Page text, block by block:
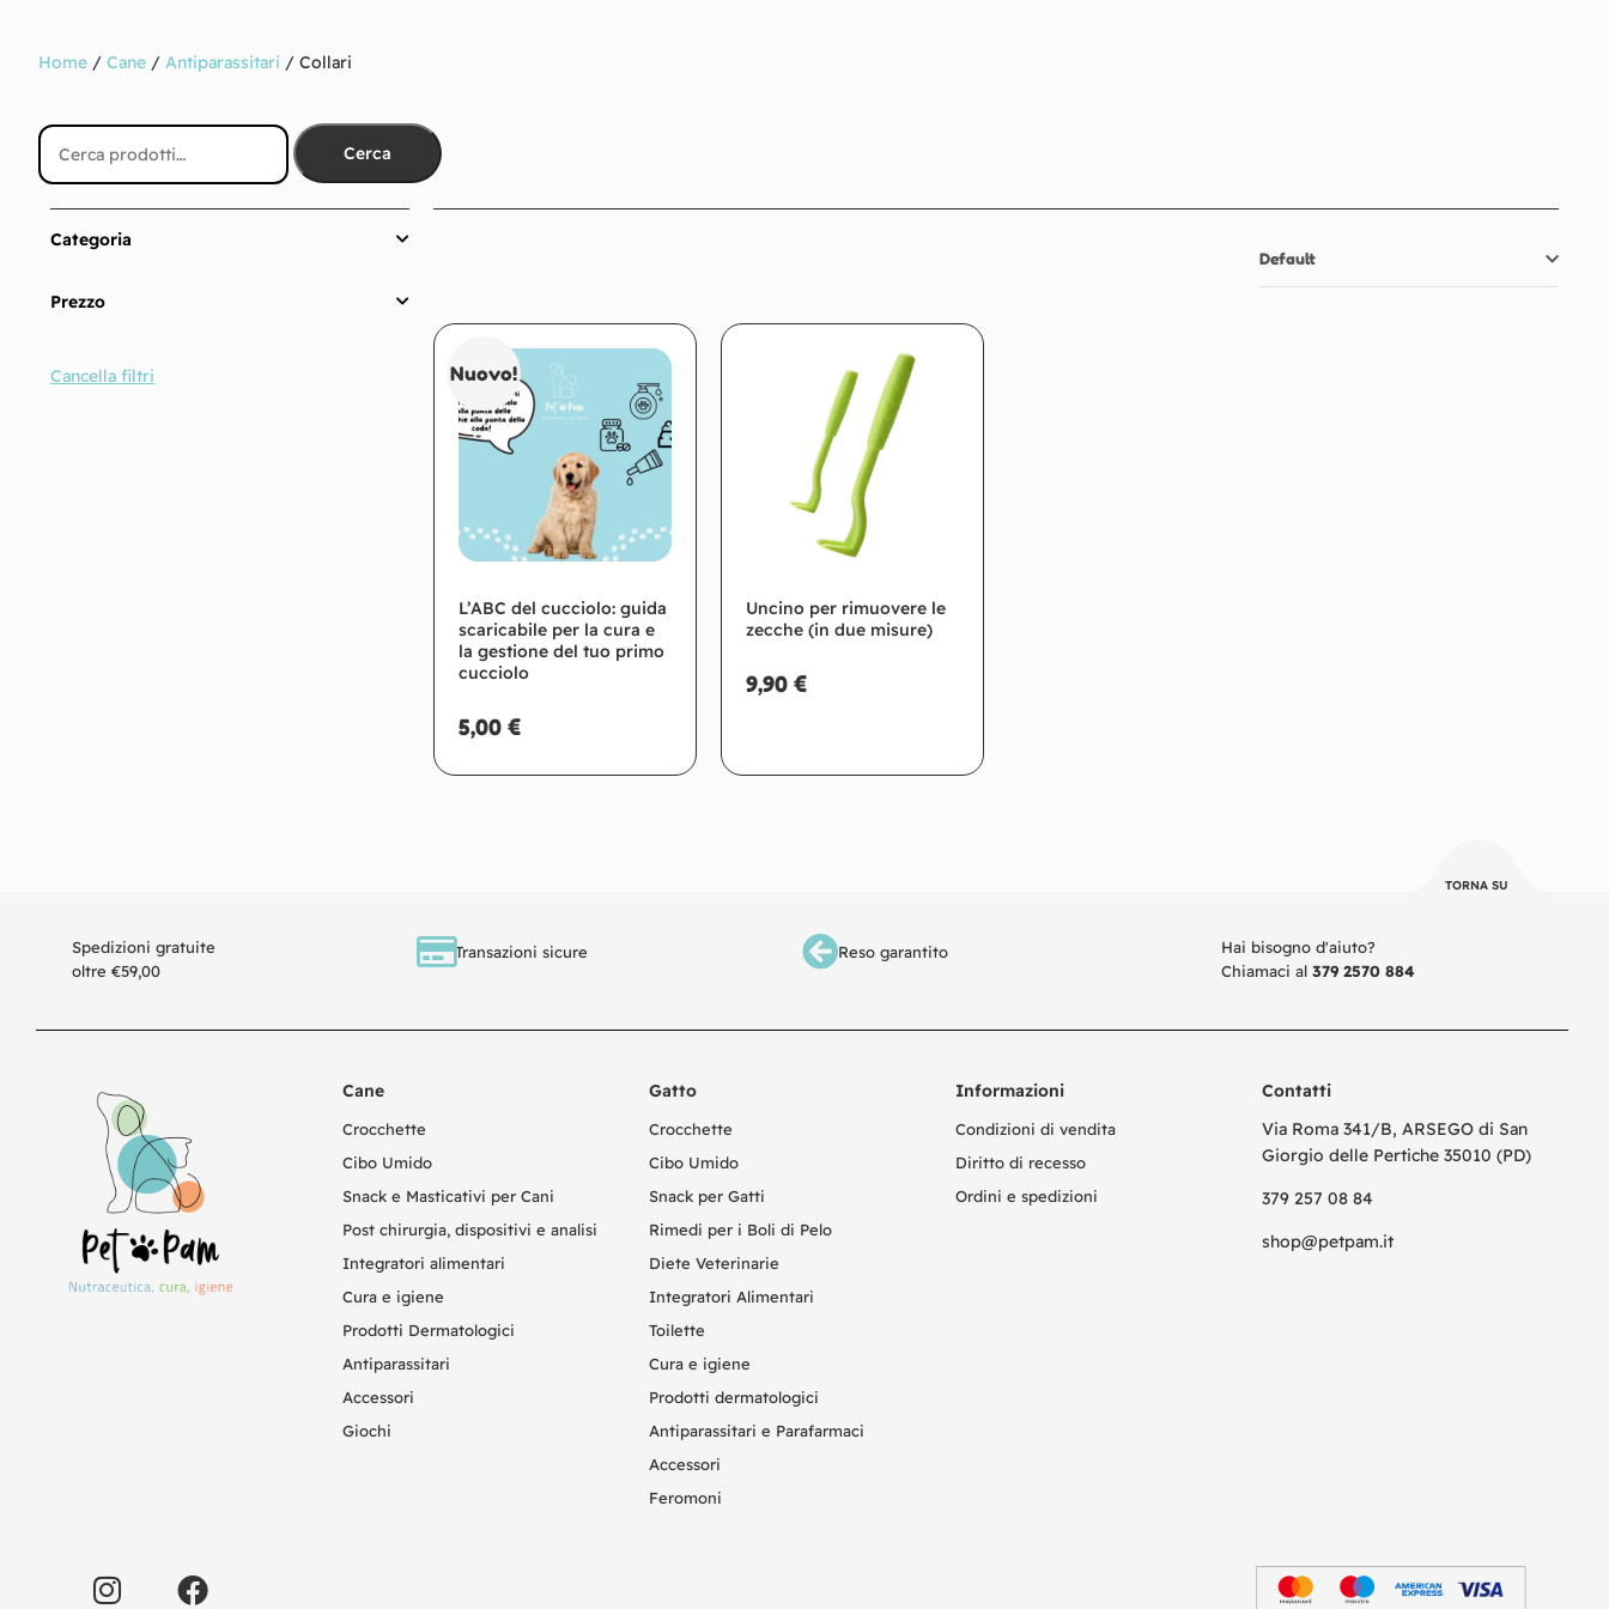
Home / Cane / Antiparassitari / Collari
Cerca
Categoria
Prezzo
Cancella filtri
Default
Nuovo!
L’ABC del cucciolo: guida
scaricabile per la cura e
la gestione del tuo primo
cucciolo
5,00 €
Uncino per rimuovere le
zecche (in due misure)
9,90 €
TORNA SU
Spedizioni gratuite
oltre €59,00
Transazioni sicure Reso garantito
Hai bisogno d'aiuto?
Chiamaci al 379 2570 884
Cane
Crocchette
Cibo Umido
Snack e Masticativi per Cani
Post chirurgia, dispositivi e analisi
Integratori alimentari
Cura e igiene
Prodotti Dermatologici
Antiparassitari
Accessori
Giochi
Gatto
Crocchette
Cibo Umido
Snack per Gatti
Rimedi per i Boli di Pelo
Diete Veterinarie
Integratori Alimentari
Toilette
Cura e igiene
Prodotti dermatologici
Antiparassitari e Parafarmaci
Accessori
Feromoni
Informazioni
Condizioni di vendita
Diritto di recesso
Ordini e spedizioni
Contatti
Via Roma 341/B, ARSEGO di San
Giorgio delle Pertiche 35010 (PD)
379 257 08 84
shop@petpam.it